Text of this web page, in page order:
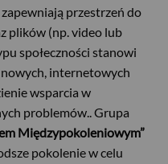
przestrzeń do
plików (np. video lub
społeczności stanowi
internetowych
wsparcia w
problemów.. Grupa
Międzypokoleniowym”
pokolenie w celu